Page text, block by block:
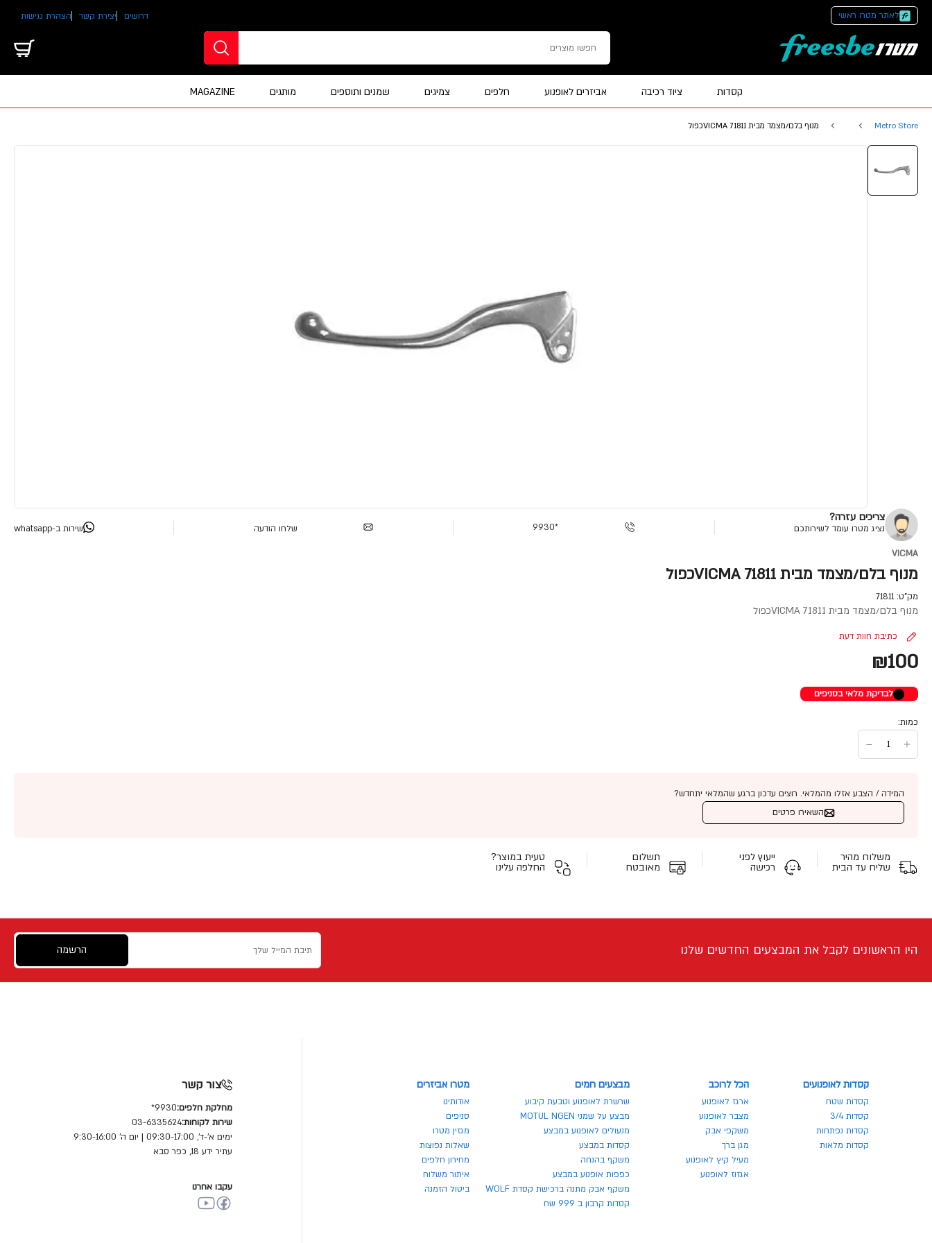
לאתר מטרו ראשי דרושים יצירת קשר הצהרת נגישות
קסדות ציוד רכיבה אביזרים לאופנוע חלפים צמיגים שמנים ותוספים מותגים MAGAZINE
Metro Store מנוף בלם/מצמד מבית VICMA 71811כפול
צריכים עזרה?
נציג מטרו עומד לשירותכם *9930 שלחו הודעה שירות ב-whatsapp
VICMA
מנוף בלם/מצמד מבית VICMA 71811כפול
מק"ט: 71811
מנוף בלם/מצמד מבית VICMA 71811כפול
כתיבת חוות דעת
₪100
לבדיקת מלאי בסניפים
כמות:
המידה / הצבע אזלו מהמלאי. רוצים עדכון ברגע שהמלאי יתחדש?
השאירו פרטים
משלוח מהיר
שליח עד הבית
ייעוץ לפני
רכישה
תשלום
מאובטח
טעית במוצר?
החלפה עלינו
היו הראשונים לקבל את המבצעים החדשים שלנו הרשמה
קסדות לאופנועים
קסדות שטח
קסדות 3/4
קסדות נפתחות
קסדות מלאות
הכל לרוכב
ארגז לאופנוע
מצבר לאופנוע
משקפי אבק
מגן ברך
מעיל קיץ לאופנוע
אגזוז לאופנוע
מבצעים חמים
שרשרת לאופנוע וטבעת קיבוע
מבצע על שמני MOTUL NGEN
מנעולים לאופנוע במבצע
קסדות במבצע
משקף בהנחה
כפפות אופנוע במבצע
משקף אבק מתנה ברכישת קסדת WOLF
קסדות קרבון ב 999 שח
מטרו אביזרים
אודותינו
סניפים
מגזין מטרו
שאלות נפוצות
מחירון חלפים
איתור משלוח
ביטול הזמנה
צור קשר
מחלקת חלפים:9930*
שירות לקוחות:03-6335624
ימים א'-ד', 09:30-17:00 | יום ה' 9:30-16:00
עתיר ידע 18, כפר סבא
עקבו אחרנו